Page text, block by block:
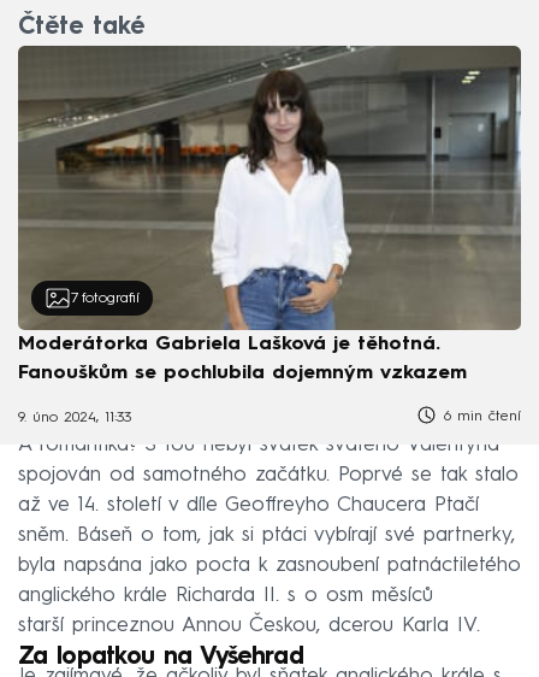
Čtěte také
7 fotografií
Moderátorka Gabriela Lašková je těhotná.
Fanouškům se pochlubila dojemným vzkazem
9. úno 2024, 11:33 6 min čtení
A romantika? S tou nebyl svátek svatého Valentýna
spojován od samotného začátku. Poprvé se tak stalo
až ve 14. století v díle Geoffreyho Chaucera Ptačí
sněm. Báseň o tom, jak si ptáci vybírají své partnerky,
byla napsána jako pocta k zasnoubení patnáctiletého
anglického krále Richarda II. s o osm měsíců
starší princeznou Annou Českou, dcerou Karla IV.
Za lopatkou na Vyšehrad